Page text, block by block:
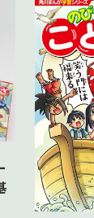
ニャー！
ぶらこ
だらけ!?